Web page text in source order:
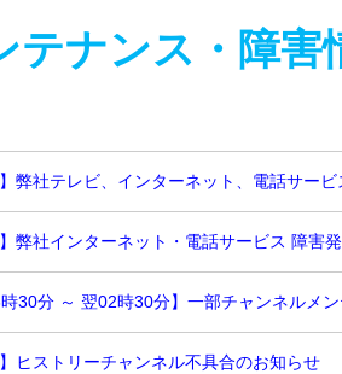
テナンス・障害
弊社テレビ、インターネット、電話サー
弊社インターネット・電話サービス 障害
30分 ～ 翌02時30分】一部チャンネルメ
ヒストリーチャンネル不具合のお知らせ